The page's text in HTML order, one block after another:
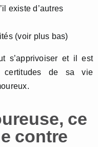
existe d’autres
(voir plus bas)
s’apprivoiser et il est
certitudes de sa vie
ce
contre